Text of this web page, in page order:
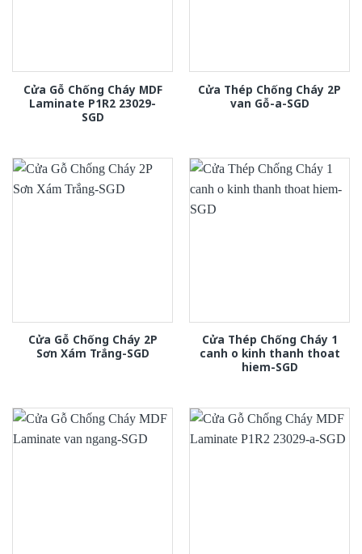
Cửa Gỗ Chống Cháy MDF
Laminate P1R2 23029-
SGD
Cửa Thép Chống Cháy 2P
van Gỗ-a-SGD
Cửa Gỗ Chống Cháy 2P
Sơn Xám Trắng-SGD
Cửa Thép Chống Cháy 1
canh o kinh thanh thoat
hiem-SGD